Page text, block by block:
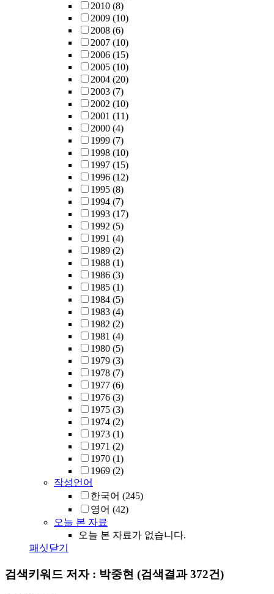
2010 (8)
2009 (10)
2008 (6)
2007 (10)
2006 (15)
2005 (10)
2004 (20)
2003 (7)
2002 (10)
2001 (11)
2000 (4)
1999 (7)
1998 (10)
1997 (15)
1996 (12)
1995 (8)
1994 (7)
1993 (17)
1992 (5)
1991 (4)
1989 (2)
1988 (1)
1986 (3)
1985 (1)
1984 (5)
1983 (4)
1982 (2)
1981 (4)
1980 (5)
1979 (3)
1978 (7)
1977 (6)
1976 (3)
1975 (3)
1974 (2)
1973 (1)
1971 (2)
1970 (1)
1969 (2)
작성언어
한국어 (245)
영어 (42)
오늘 본 자료
오늘 본 자료가 없습니다.
패싯닫기
검색키워드 저자 : 박중현 (검색결과 372건)